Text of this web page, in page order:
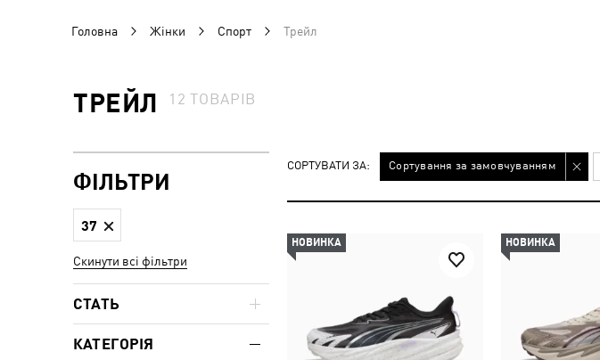
Головна Жінки Спорт Трейл
ТРЕЙЛ 12ТОВАРІВ
СОРТУВАТИ ЗА: Сортування за замовчуванням
НОВИНКА НОВИНКА
ФІЛЬТРИ
37
Скинути всі фільтри
СТАТЬ
КАТЕГОРІЯ